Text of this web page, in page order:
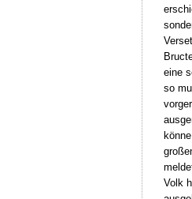
eine
so
Volk